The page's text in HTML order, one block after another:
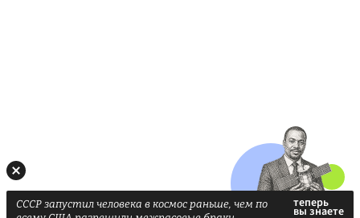
СССР запустил человека в космос раньше, чем по